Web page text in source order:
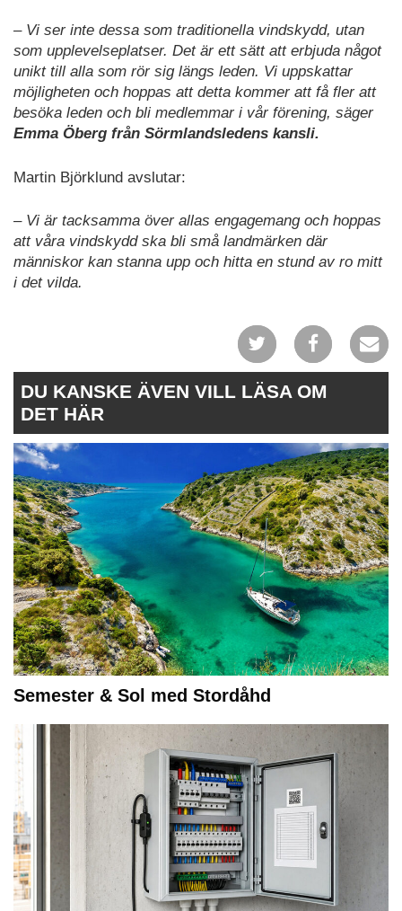
– Vi ser inte dessa som traditionella vindskydd, utan
som upplevelseplatser. Det är ett sätt att erbjuda något
unikt till alla som rör sig längs leden. Vi uppskattar
möjligheten och hoppas att detta kommer att få fler att
besöka leden och bli medlemmar i vår förening, säger
Emma Öberg från Sörmlandsledens kansli.
Martin Björklund avslutar:
– Vi är tacksamma över allas engagemang och hoppas
att våra vindskydd ska bli små landmärken där
människor kan stanna upp och hitta en stund av ro mitt
i det vilda.
DU KANSKE ÄVEN VILL LÄSA OM
DET HÄR
Semester & Sol med Stordåhd